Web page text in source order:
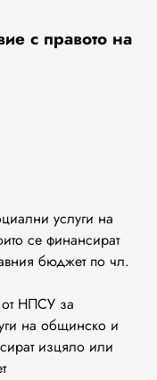
с правото на
услуги на
се финансират
бюджет по чл.
НПСУ за
на общинско и
изцяло или